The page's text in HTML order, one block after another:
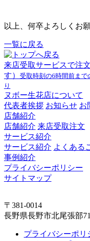
以上、何卒よろしくお
一覧に戻る
来店受取サービスで注
す） 受取時刻の6時間前ま
り
ヌボー生花店について
代表者挨拶 お知らせ お
店舗紹介
店舗紹介 来店受取注文
サービス紹介
サービス紹介 よくある
事例紹介
プライバシーポリシー
サイトマップ
〒381-0014
長野県長野市北尾張部
プライバシーポリ